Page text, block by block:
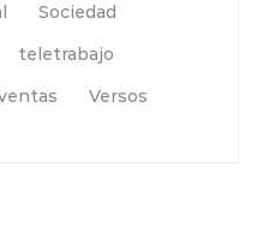
Sociedad
teletrabajo
Versos